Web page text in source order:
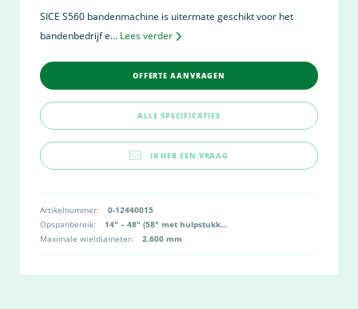
SICE S560 bandenmachine is uitermate geschikt voor het
bandenbedrijf e... Lees verder
OFFERTE AANVRAGEN
ALLE SPECIFICATIES
IK HEB EEN VRAAG
Artikelnummer:
0-12440015
Opspanbereik:
14″ – 48″ (58″ met hulpstukken)
Maximale wieldiameter:
2.600 mm